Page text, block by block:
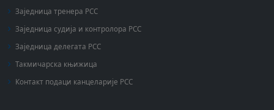
Заједница тренера РСС
Заједница судија и контролора РСС
Заједница делегата РСС
Такмичарска књижица
Контакт подаци канцеларије РСС